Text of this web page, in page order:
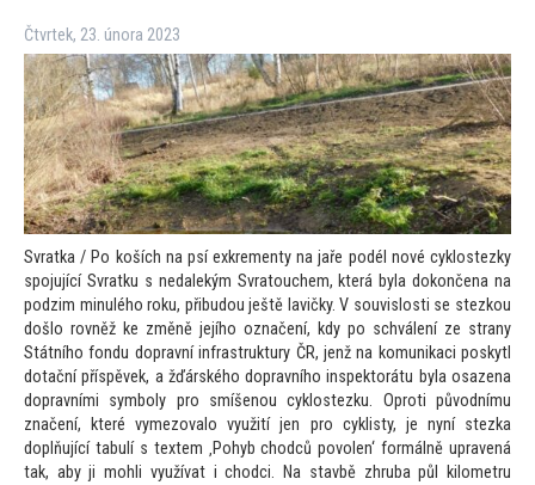
Čtvrtek, 23. února 2023
Svratka / Po koších na psí exkrementy na jaře podél nové cyklostezky
spojující Svratku s nedalekým Svratouchem, která byla dokončena na
podzim minulého roku, přibudou ještě lavičky. V souvislosti se stezkou
došlo rovněž ke změně jejího označení, kdy po schválení ze strany
Státního fondu dopravní infrastruktury ČR, jenž na komunikaci poskytl
dotační příspěvek, a žďárského dopravního inspektorátu byla osazena
dopravními symboly pro smíšenou cyklostezku. Oproti původnímu
značení, které vymezovalo využití jen pro cyklisty, je nyní stezka
doplňující tabulí s textem ‚Pohyb chodců povolen‘ formálně upravená
tak, aby ji mohli využívat i chodci. Na stavbě zhruba půl kilometru